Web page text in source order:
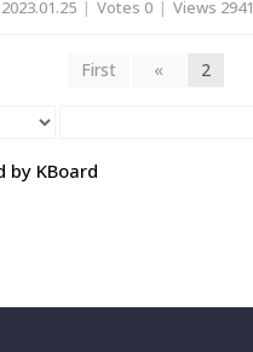
2023.01.25 | Votes 0 | Views 2941
First « 2
by KBoard